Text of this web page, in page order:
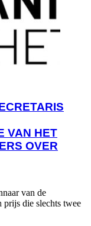
VAN HET
OVER
van de
prijs die slechts twee